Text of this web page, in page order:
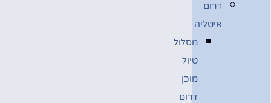
דרום
איטליה
מסלול
טיול
מוכן
דרום